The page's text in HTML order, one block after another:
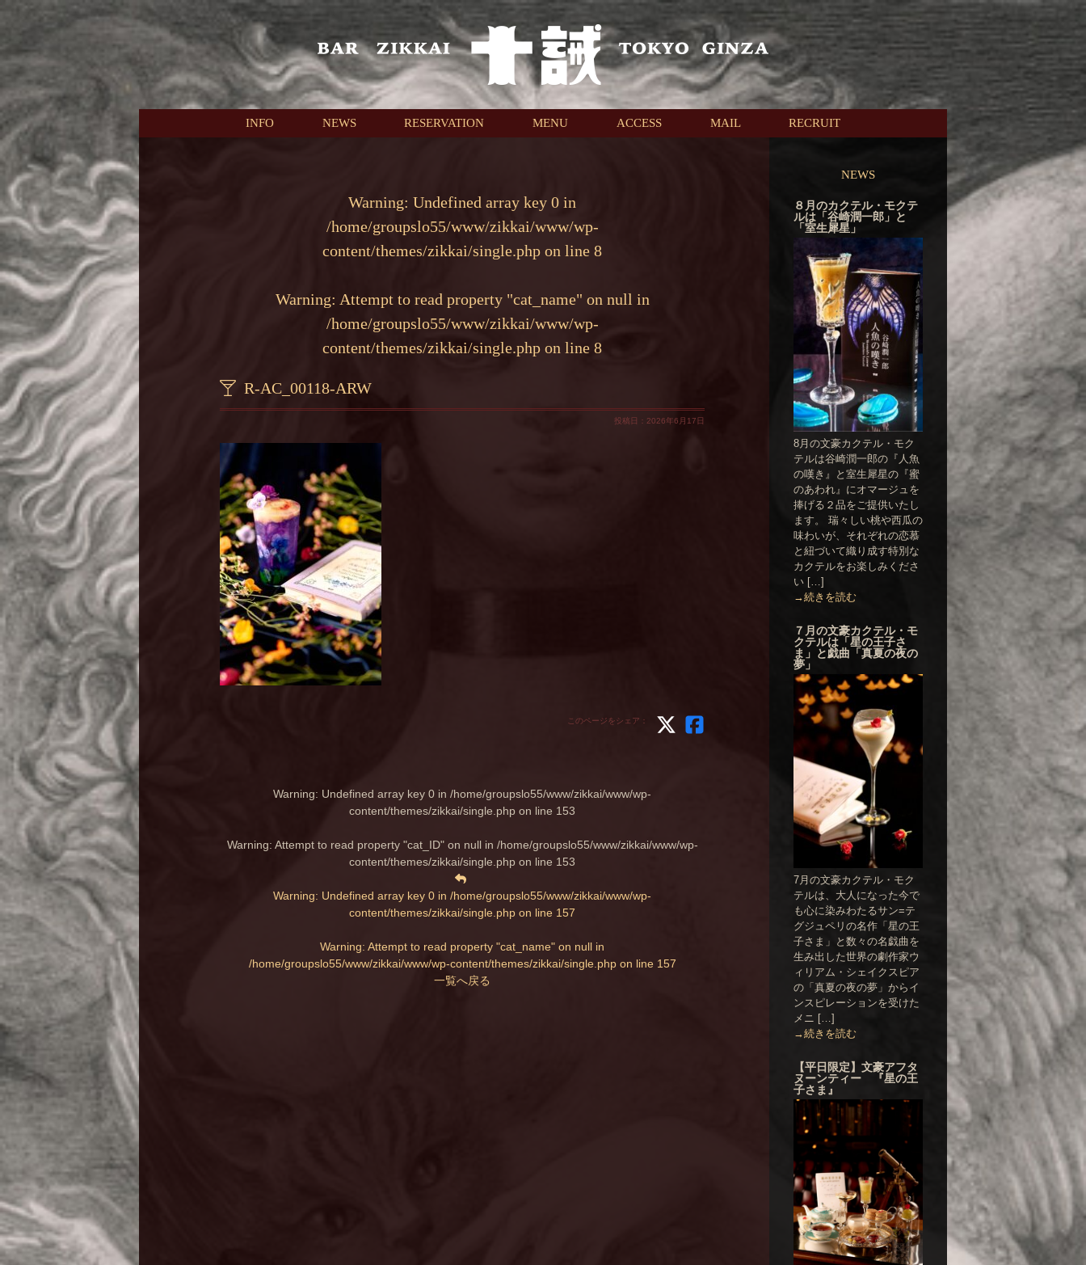
本文へスキップ
INFO NEWS RESERVATION MENU ACCESS MAIL RECRUIT
Warning: Undefined array key 0 in
/home/groupslo55/www/zikkai/www/wp-
content/themes/zikkai/single.php on line 8
Warning: Attempt to read property "cat_name" on null in
/home/groupslo55/www/zikkai/www/wp-
content/themes/zikkai/single.php on line 8
R-AC_00118-ARW
投稿日：2026年6月17日
このページをシェア：
Warning: Undefined array key 0 in /home/groupslo55/www/zikkai/www/wp-
content/themes/zikkai/single.php on line 153
Warning: Attempt to read property "cat_ID" on null in /home/groupslo55/www/zikkai/www/wp-
content/themes/zikkai/single.php on line 153
Warning: Undefined array key 0 in /home/groupslo55/www/zikkai/www/wp-
content/themes/zikkai/single.php on line 157
Warning: Attempt to read property "cat_name" on null in
/home/groupslo55/www/zikkai/www/wp-content/themes/zikkai/single.phpon line 157
一覧へ戻る
NEWS
８月のカクテル・モクテ
ルは「谷崎潤一郎」と
「室生犀星」
8月の文豪カクテル・モク
テルは谷崎潤一郎の『人魚
の嘆き』と室生犀星の『蜜
のあわれ』にオマージュを
捧げる２品をご提供いたし
ます。 瑞々しい桃や西瓜の
味わいが、それぞれの恋慕
と紐づいて織り成す特別な
カクテルをお楽しみくださ
い […]
→続きを読む
７月の文豪カクテル・モ
クテルは「星の王子さ
ま」と戯曲「真夏の夜の
夢」
7月の文豪カクテル・モク
テルは、大人になった今で
も心に染みわたるサン=テ
グジュペリの名作「星の王
子さま」と数々の名戯曲を
生み出した世界の劇作家ウ
ィリアム・シェイクスピア
の「真夏の夜の夢」からイ
ンスピレーションを受けた
メニ […]
→続きを読む
【平日限定】文豪アフタ
ヌーンティー 『星の王
子さま』